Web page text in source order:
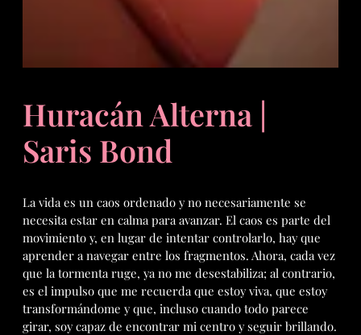
Huracán Alterna |
Saris Bond
La vida es un caos ordenado y no necesariamente se
necesita estar en calma para avanzar. El caos es parte del
movimiento y, en lugar de intentar controlarlo, hay que
aprender a navegar entre los fragmentos. Ahora, cada vez
que la tormenta ruge, ya no me desestabiliza; al contrario,
es el impulso que me recuerda que estoy viva, que estoy
transformándome y que, incluso cuando todo parece
girar, soy capaz de encontrar mi centro y seguir brillando.